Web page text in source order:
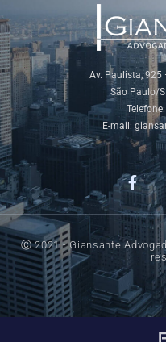
Av. Paulista, 925
São Paulo/
E-mail:
Ⓒ 2021 - Giansante